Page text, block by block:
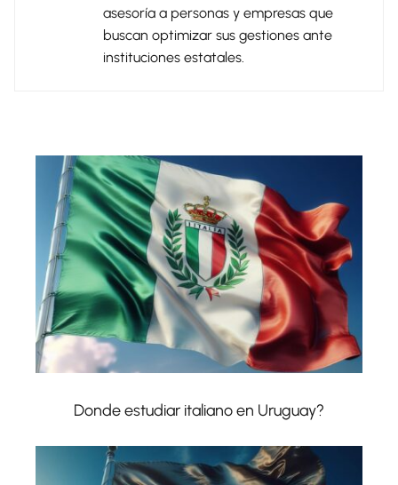
asesoría a personas y empresas que
buscan optimizar sus gestiones ante
instituciones estatales.
Donde estudiar italiano en Uruguay?